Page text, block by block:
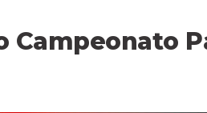
Campeonato